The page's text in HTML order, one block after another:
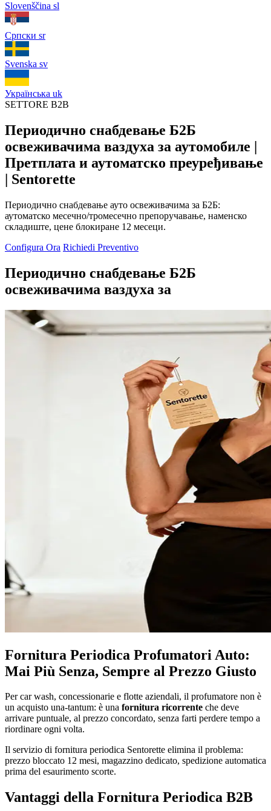
Slovenščina sl
Српски sr
Svenska sv
Українська uk
SETTORE B2B
Периодично снабдевање Б2Б
освеживачима ваздуха за аутомобиле |
Претплата и аутоматско преуређивање
| Sentorette
Периодично снабдевање ауто освеживачима за Б2Б:
аутоматско месечно/тромесечно препоручавање, наменско
складиште, цене блокиране 12 месеци.
Configura Ora Richiedi Preventivo
Периодично снабдевање Б2Б
освеживачима ваздуха за
Fornitura Periodica Profumatori Auto:
Mai Più Senza, Sempre al Prezzo Giusto
Per car wash, concessionarie e flotte aziendali, il profumatore non è
un acquisto una-tantum: è una fornitura ricorrente che deve
arrivare puntuale, al prezzo concordato, senza farti perdere tempo a
riordinare ogni volta.
Il servizio di fornitura periodica Sentorette elimina il problema:
prezzo bloccato 12 mesi, magazzino dedicato, spedizione automatica
prima del esaurimento scorte.
Vantaggi della Fornitura Periodica B2B